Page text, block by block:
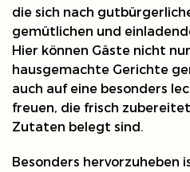
die sich nach
gemütlichen und
Hier können Gäste nicht
hausgemachte Gerichte
auch auf eine besonders
freuen, die frisch
Zutaten belegt sind.
Besonders